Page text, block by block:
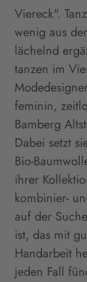
Viereck".
wenig aus
lächelnd
tanzen im
feminin,
Bamberg
Dabei setzt
Bio-
ihrer
kombinier-
auf der
ist, das mit
Handarbeit
jeden Fall